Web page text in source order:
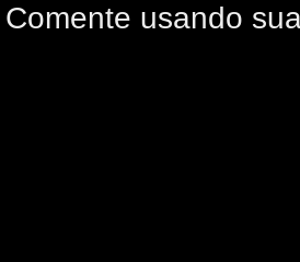
Comente usando